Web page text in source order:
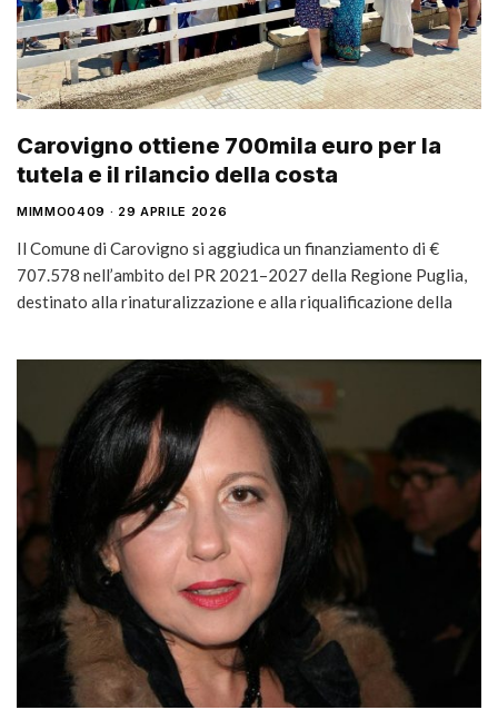
Carovigno ottiene 700mila euro per la
tutela e il rilancio della costa
MIMMO0409 29 APRILE 2026
Il Comune di Carovigno si aggiudica un finanziamento di €
707.578 nell’ambito del PR 2021–2027 della Regione Puglia,
destinato alla rinaturalizzazione e alla riqualificazione della